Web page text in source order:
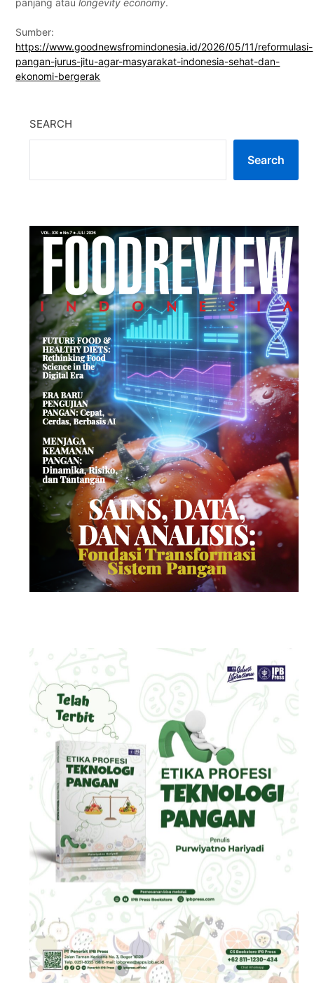
panjang ataulongevity economy.
Sumber:
https://www.goodnewsfromindonesia.id/2026/05/11/reformulasi-
pangan-jurus-jitu-agar-masyarakat-indonesia-sehat-dan-
ekonomi-bergerak
SEARCH
Search